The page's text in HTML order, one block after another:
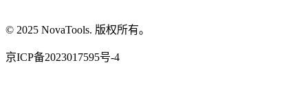
© 2025 NovaTools. 版权所有。
京ICP备2023017595号-4